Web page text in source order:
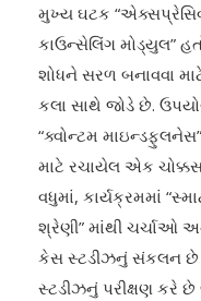
મુખ્ય ઘટક “એક્સપ્રેસિવ
કાઉન્સેલિંગ મોડ્યુલ”
શોધને સરળ બનાવવા
કલા સાથે જોડે છે.
“ક્વોન્ટમ
માટે રચાયેલ એક
વધુમાં, કાર્યક્રમમાં
શ્રેણી” માંથી ચર્ચાઓ
કેસ સ્ટડીઝનું સંકલન
સ્ટડીઝનું પરીક્ષણ કરે